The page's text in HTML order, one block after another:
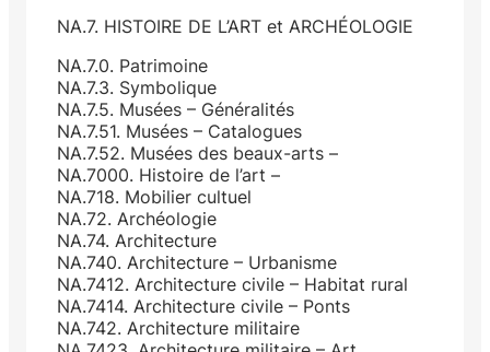
NA.7. HISTOIRE DE L’ART et ARCHÉOLOGIE
NA.7.0. Patrimoine
NA.7.3. Symbolique
NA.7.5. Musées – Généralités
NA.7.51. Musées – Catalogues
NA.7.52. Musées des beaux-arts –
NA.7000. Histoire de l’art –
NA.718. Mobilier cultuel
NA.72. Archéologie
NA.74. Architecture
NA.740. Architecture – Urbanisme
NA.7412. Architecture civile – Habitat rural
NA.7414. Architecture civile – Ponts
NA.742. Architecture militaire